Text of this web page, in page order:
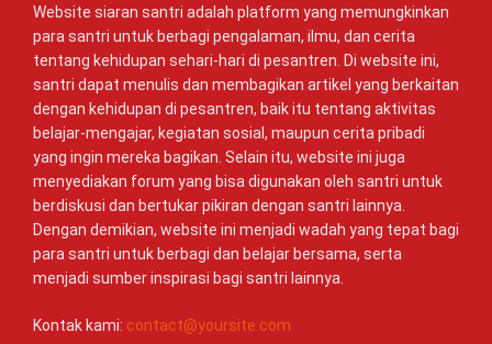
Website siaran santri adalah platform yang memungkinkan
para santri untuk berbagi pengalaman, ilmu, dan cerita
tentang kehidupan sehari-hari di pesantren. Di website ini,
santri dapat menulis dan membagikan artikel yang berkaitan
dengan kehidupan di pesantren, baik itu tentang aktivitas
belajar-mengajar, kegiatan sosial, maupun cerita pribadi
yang ingin mereka bagikan. Selain itu, website ini juga
menyediakan forum yang bisa digunakan oleh santri untuk
berdiskusi dan bertukar pikiran dengan santri lainnya.
Dengan demikian, website ini menjadi wadah yang tepat bagi
para santri untuk berbagi dan belajar bersama, serta
menjadi sumber inspirasi bagi santri lainnya.
Kontak kami: contact@yoursite.com